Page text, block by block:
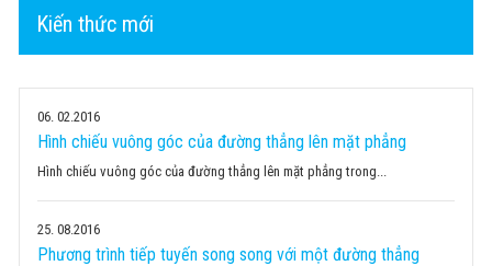
Kiến thức mới
06 02.2016
Hình chiếu vuông góc của đường thẳng lên mặt phẳng
Hình chiếu vuông góc của đường thẳng lên mặt phẳng trong...
25 08.2016
Phương trình tiếp tuyến song song với một đường thẳng